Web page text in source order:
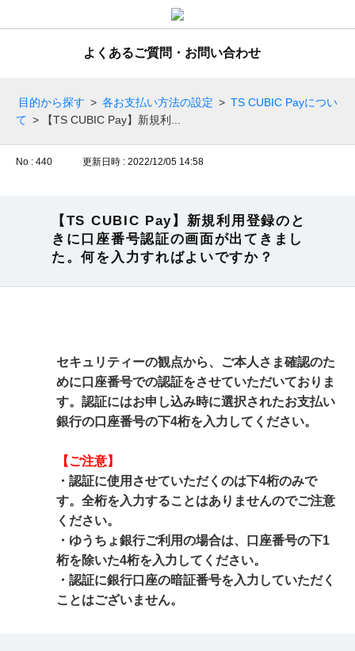
よくあるご質問・お問い合わせ
目的から探す > 各お支払い方法の設定 > TS CUBIC Payについ
て > 【TS CUBIC Pay】新規利...
No : 440 更新日時 : 2022/12/05 14:58
【TS CUBIC Pay】新規利用登録のと
きに口座番号認証の画面が出てきまし
た。何を入力すればよいですか？
セキュリティーの観点から、ご本人さま確認のた
めに口座番号での認証をさせていただいておりま
す。認証にはお申し込み時に選択されたお支払い
銀行の口座番号の下4桁を入力してください。
【ご注意】
・認証に使用させていただくのは下4桁のみで
す。全桁を入力することはありませんのでご注意
ください。
・ゆうちょ銀行ご利用の場合は、口座番号の下1
桁を除いた4桁を入力してください。
・認証に銀行口座の暗証番号を入力していただく
ことはございません。